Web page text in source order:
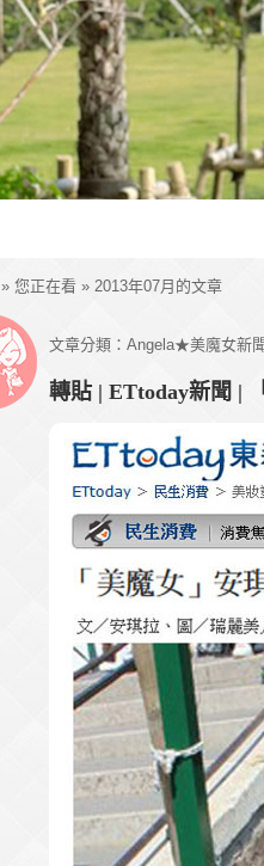
» 您正在看 » 2013年07月的文章
文章分類： Angela★美魔女新
轉貼 | ETtoday新聞 |